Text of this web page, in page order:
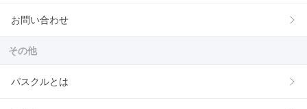
お問い合わせ
その他
パスクルとは